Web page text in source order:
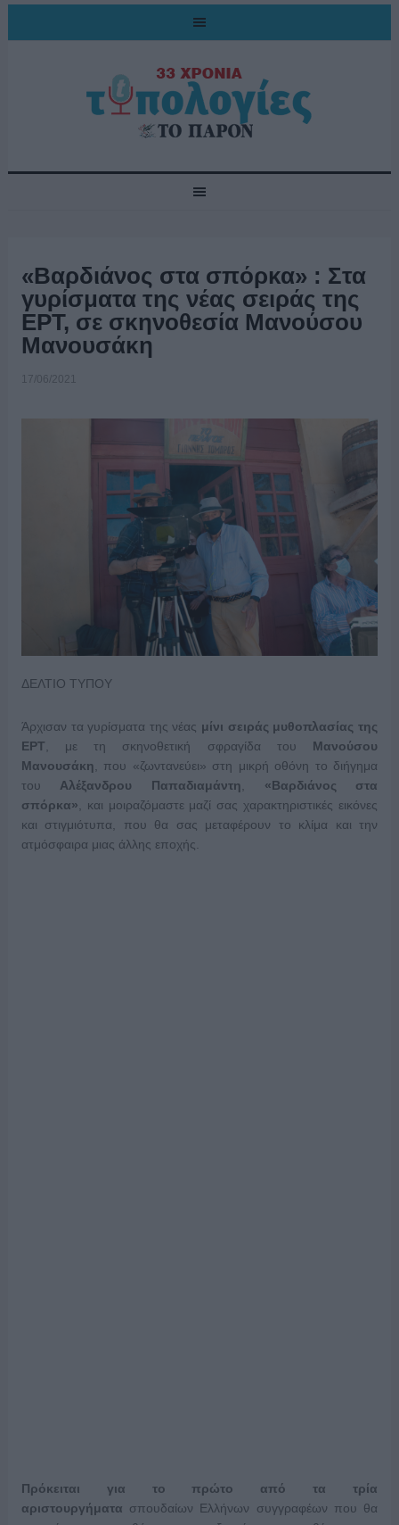
«Βαρδιάνος στα σπόρκα» : Στα
γυρίσματα της νέας σειράς της
ΕΡΤ, σε σκηνοθεσία Μανούσου
Μανουσάκη
17/06/2021
ΔΕΛΤΙΟ ΤΥΠΟΥ
Άρχισαν τα γυρίσματα της νέας μίνι σειράς μυθοπλασίας της
ΕΡΤ , με τη σκηνοθετική σφραγίδα του Μανούσου
Μανουσάκη , που «ζωντανεύει» στη μικρή οθόνη το διήγημα
του Αλέξανδρου Παπαδιαμάντη
«Βαρδιάνος στα
σπόρκα» , και μοιραζόμαστε μαζί σας χαρακτηριστικές εικόνες
και στιγμιότυπα, που θα σας μεταφέρουν το κλίμα και την
ατμόσφαιρα μιας άλλης εποχής.
Πρόκειται για το πρώτο από τα τρία
αριστουργήματα σπουδαίων Ελλήνων συγγραφέων που θα